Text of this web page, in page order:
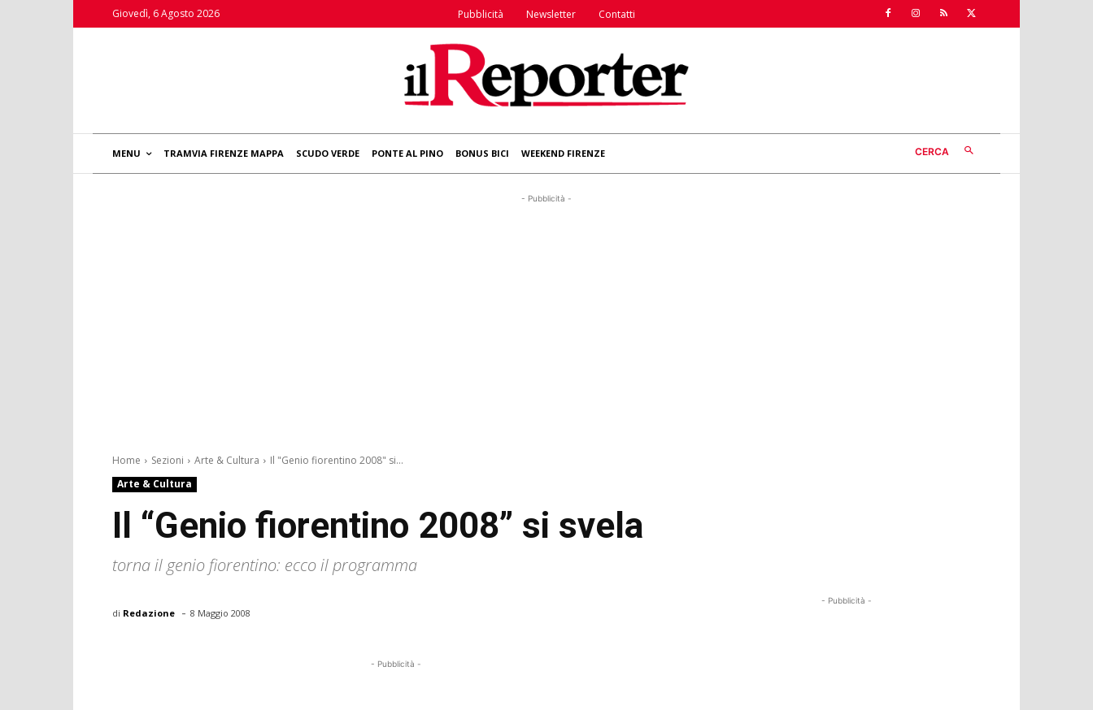
Giovedì, 6 Agosto 2026 Pubblicità Newsletter Contatti
MENU TRAMVIA FIRENZE MAPPA SCUDO VERDE PONTE AL PINO BONUS BICI WEEKEND FIRENZE CERCA
- Pubblicità -
Home Sezioni Arte & Cultura
Il "Genio fiorentino 2008" si...
Arte & Cultura
Il “Genio fiorentino 2008” si svela
torna il genio fiorentino: ecco il programma
di Redazione - 8 Maggio 2008
- Pubblicità -
- Pubblicità -